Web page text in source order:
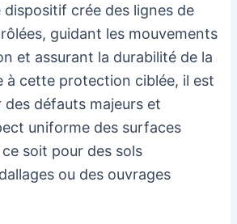
dispositif crée des lignes de
guidant les mouvements
et assurant la durabilité de la
à cette protection ciblée, il est
des défauts majeurs et
uniforme des surfaces
soit pour des sols
ou des ouvrages